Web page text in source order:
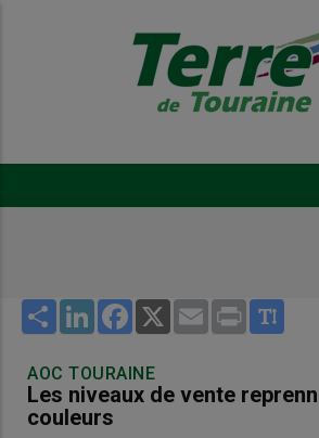
Share LinkedInFacebook
X Email Print
AOC TOURAINE
Les niveaux de vente
couleurs